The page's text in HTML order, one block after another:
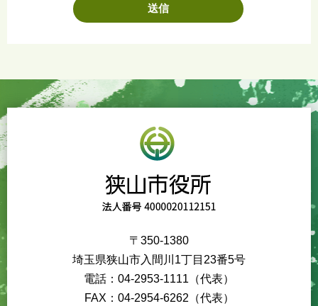
〒350-1380
埼玉県狭山市入間川1丁目23番5号
電話：04-2953-1111（代表）
FAX：04-2954-6262（代表）